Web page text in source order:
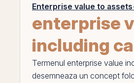
Enterprise value to assets
enterprise
including
Termenul enterprise value
desemneaza un concept